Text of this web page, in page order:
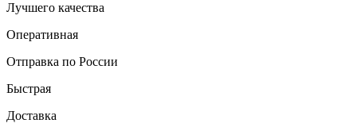
Лучшего качества
Оперативная
Отправка по России
Быстрая
Доставка